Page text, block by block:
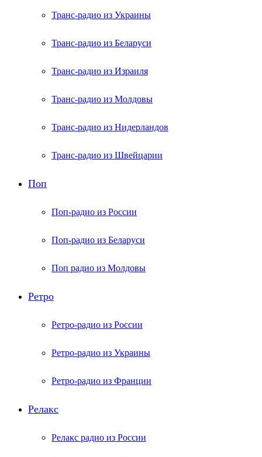
Транс-радио из Украины
Транс-радио из Беларуси
Транс-радио из Израиля
Транс-радио из Молдовы
Транс-радио из Нидерландов
Транс-радио из Швейцарии
Поп
Поп-радио из России
Поп-радио из Беларуси
Поп радио из Молдовы
Ретро
Ретро-радио из России
Ретро-радио из Украины
Ретро-радио из Франции
Релакс
Релакс радио из России